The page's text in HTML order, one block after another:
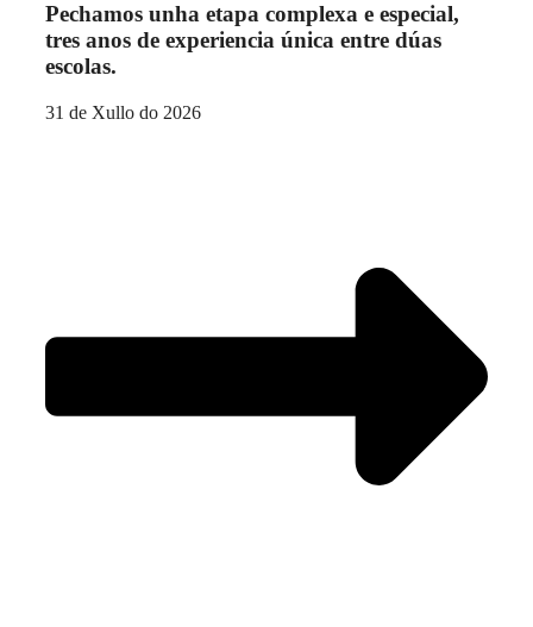
Pechamos unha etapa complexa e especial,
tres anos de experiencia única entre dúas
escolas.
31 de Xullo do 2026